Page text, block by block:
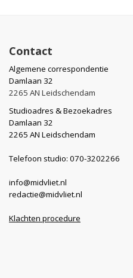
Contact
Algemene correspondentie
Damlaan 32
2265 AN Leidschendam
Studioadres & Bezoekadres
Damlaan 32
2265 AN Leidschendam
Telefoon studio: 070-3202266
info@midvliet.nl
redactie@midvliet.nl
Klachten procedure